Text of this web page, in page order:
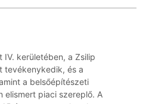
IV. kerületében, a Zsilip
tevékenykedik, és a
a belsőépítészeti
elismert piaci szereplő. A